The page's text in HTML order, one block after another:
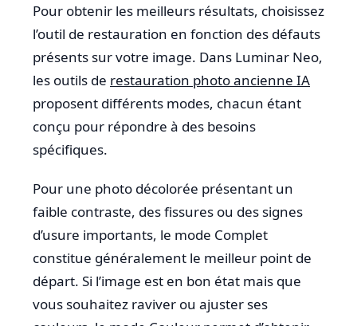
Pour obtenir les meilleurs résultats, choisissez
l’outil de restauration en fonction des défauts
présents sur votre image. Dans Luminar Neo,
les outils de restauration photo ancienne IA
proposent différents modes, chacun étant
conçu pour répondre à des besoins
spécifiques.
Pour une photo décolorée présentant un
faible contraste, des fissures ou des signes
d’usure importants, le mode Complet
constitue généralement le meilleur point de
départ. Si l’image est en bon état mais que
vous souhaitez raviver ou ajuster ses